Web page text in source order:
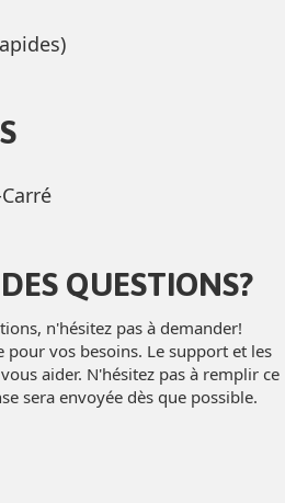
QUESTIONS?
n'hésitez pas à demander!
pour vos besoins. Le support et les
aider. N'hésitez pas à remplir ce
sera envoyée dès que possible.